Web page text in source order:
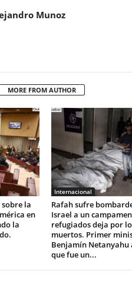
Munoz
MORE FROM AUTHOR
la
en
la
Internacional
Rafah sufre
Israel a un
refugiados deja por
muertos. Primer
Benjamín Netanyahu
que fue un...